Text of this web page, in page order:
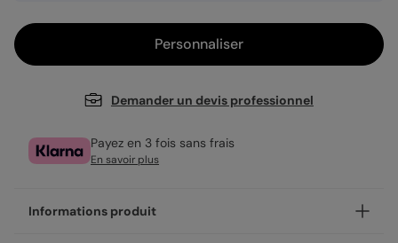
Personnaliser
Demander un devis professionnel
Payez en 3 fois sans frais
En savoir plus
Informations produit